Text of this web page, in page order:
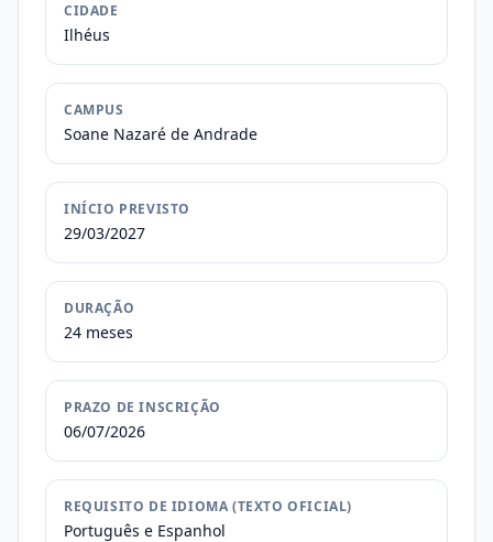
CIDADE
Ilhéus
CAMPUS
Soane Nazaré de Andrade
INÍCIO PREVISTO
29/03/2027
DURAÇÃO
24 meses
PRAZO DE INSCRIÇÃO
06/07/2026
REQUISITO DE IDIOMA (TEXTO OFICIAL)
Português e Espanhol